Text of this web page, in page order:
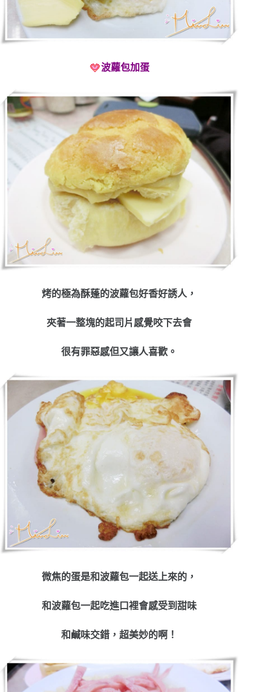
波蘿包加蛋
烤的極為酥蓬的波蘿包好香好誘人，
夾著一整塊的起司片感覺咬下去會
很有罪惡感但又讓人喜歡。
微焦的蛋是和波蘿包一起送上來的，
和波蘿包一起吃進口裡會感受到甜味
和鹹味交錯，超美妙的啊！